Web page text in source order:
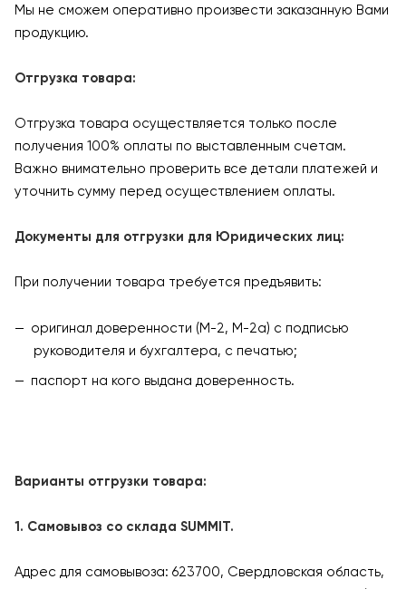
Мы не сможем оперативно произвести заказанную Вами
продукцию.
Отгрузка товара:
Отгрузка товара осуществляется только после
получения 100% оплаты по выставленным счетам.
Важно внимательно проверить все детали платежей и
уточнить сумму перед осуществлением оплаты.
Документы для отгрузки для Юридических лиц:
При получении товара требуется предъявить:
оригинал доверенности (М-2, М-2а) с подписью
руководителя и бухгалтера, с печатью;
паспорт на кого выдана доверенность.
Варианты отгрузки товара:
1. Самовывоз со склада SUMMIT.
Адрес для самовывоза: 623700, Свердловская область,